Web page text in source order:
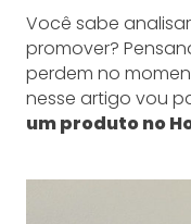
Você sabe
promover?
perdem no
nesse artigo vou
um produto no